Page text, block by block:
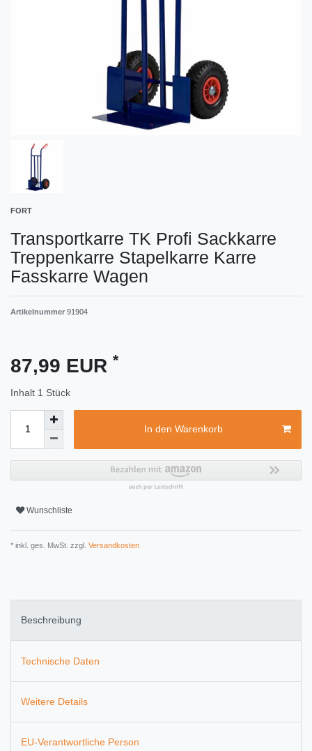
FORT
Transportkarre TK Profi Sackkarre
Treppenkarre Stapelkarre Karre
Fasskarre Wagen
Artikelnummer 91904
87,99 EUR *
Inhalt 1 Stück
In den Warenkorb
Wunschliste
* inkl. ges. MwSt. zzgl. Versandkosten
Beschreibung
Technische Daten
Weitere Details
EU-Verantwortliche Person